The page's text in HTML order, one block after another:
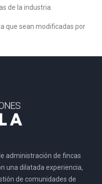
de la industria.
que sean modificadas por
administración de fincas
una dilatada experiencia,
de comunidades de